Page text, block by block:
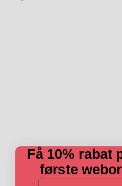
Få 10% rabat
første
E-mail